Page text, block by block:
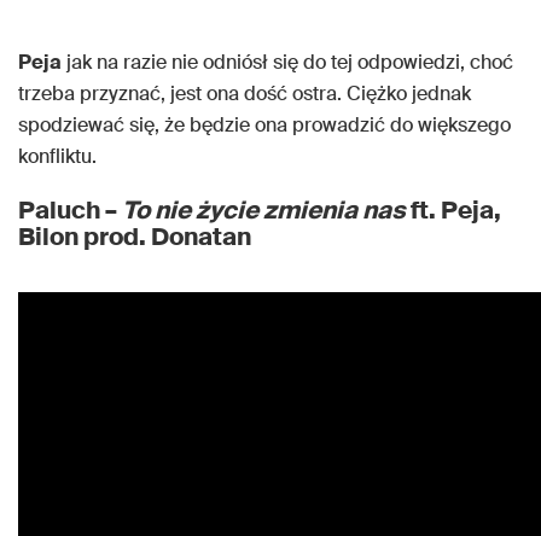
Peja jak na razie nie odniósł się do tej odpowiedzi, choć
trzeba przyznać, jest ona dość ostra. Ciężko jednak
spodziewać się, że będzie ona prowadzić do większego
konfliktu.
Paluch – To nie życie zmienia nasft. Peja,
Bilon prod. Donatan